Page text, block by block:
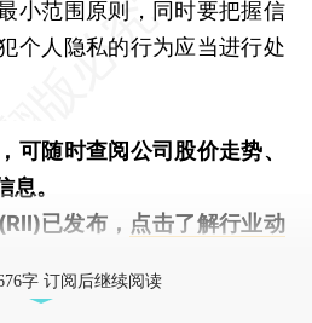
小范围原则，同时要把握信
个人隐私的行为应当进行处
，可随时查阅公司股价走势、
。
已发布， 点击了解行业动
字 订阅后继续阅读